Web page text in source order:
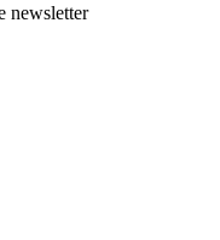
newsletter